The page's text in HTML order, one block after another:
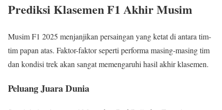
Prediksi Klasemen F1 Akhir Musim
Musim F1 2025 menjanjikan persaingan yang ketat di antara tim-
tim papan atas. Faktor-faktor seperti performa masing-masing tim
dan kondisi trek akan sangat memengaruhi hasil akhir klasemen.
Peluang Juara Dunia